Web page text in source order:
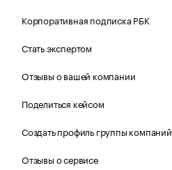
Корпоративная подписка РБК
Стать экспертом
Отзывы о вашей компании
Поделиться кейсом
Создать профиль группы компаний
Отзывы о сервисе